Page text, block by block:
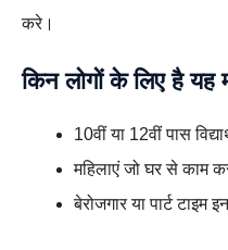
करे।
किन लोगों के लिए है यह
10वीं या 12वीं पास
महिलाएं जो घर से काम
बेरोजगार या पार्ट